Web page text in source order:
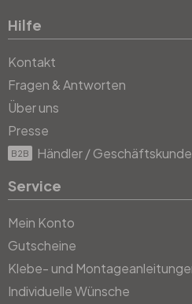
Hilfe
Kontakt
Fragen & Antworten
Über uns
Presse
B2B Händler /
Service
Mein Konto
Gutscheine
Klebe- und
Individuelle Wünsche